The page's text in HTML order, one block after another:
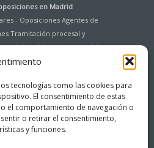
tecnologías como las cookies para
El consentimiento de estas
el comportamiento de navegación o
o retirar el consentimiento,
y funciones.
en Madrid
- Oposiciones Agentes de
Tramitación procesal y
de la Administración del
del Estado (Ingreso